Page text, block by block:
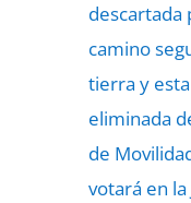
descartada
camino
tierra y
eliminada
de
votará en